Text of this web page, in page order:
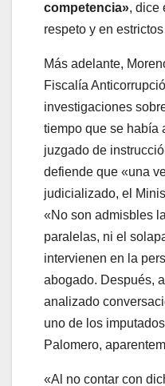
competencia», dice
respeto y en
Más adelante,
Fiscalía
investigaciones
tiempo que se había
juzgado de
defiende que «una
judicializado, el
«No son admisbles
paralelas, ni el
intervienen en la
abogado. Después,
analizado
uno de los
Palomero,
«Al no contar con